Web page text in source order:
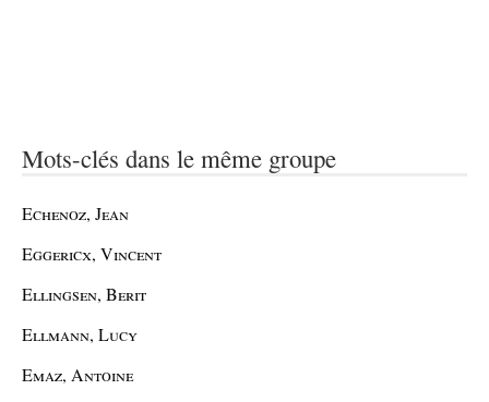
Mots-clés dans le même groupe
Echenoz, Jean
Eggericx, Vincent
Ellingsen, Berit
Ellmann, Lucy
Emaz, Antoine